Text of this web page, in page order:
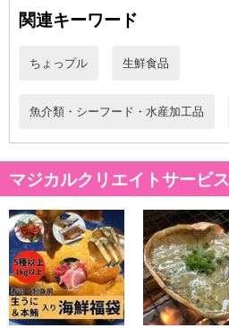
商品到着時点でのお日持ち期間は、配
のでご了承ください。
【キャンセルについて】
記載されている内容を必ずご確認いた
参考の掲載画像や画像内のバーコード
る場合がございます。
また、[新たな加工食品の原料原産地
了により、商品詳細内に記載の原産国
合がございます。
あらかじめご了承いただいた上でお申
によるお申込み後のキャンセル・返品
関連キーワード
ちょっプル 生鮮食品
魚介類・シーフード・水産加工品
マジカルクリエイトサービ